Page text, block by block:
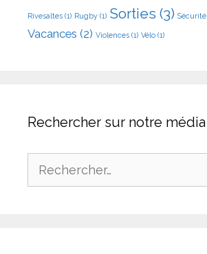
Rivesaltes (1) Rugby (1) Sorties (3) Sécurité
Vacances (2) Violences (1) Vélo (1)
Rechercher sur notre média